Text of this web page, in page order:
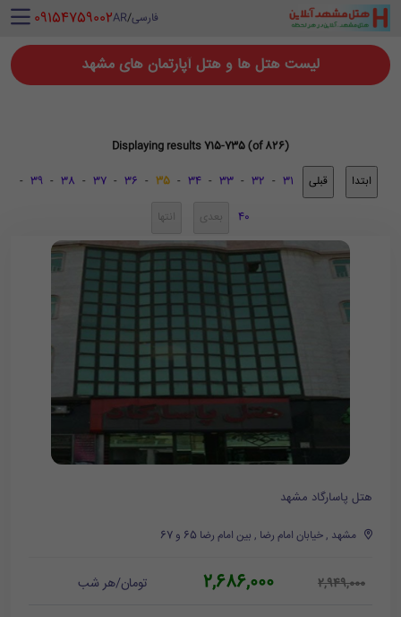
فارسی/
AR
‪ 09154759002
لیست هتل ها و هتل آپارتمان های مشهد
Displaying results 715-735 (of 826)
31
-
32
-
33
-
34
-
35
-
36
-
37
-
38
-
39
-
40
هتل پاسارگاد مشهد
مشهد , خیابان امام رضا , بین امام رضا 65 و 67
2,949,000
2,686,000 تومان/هر شب